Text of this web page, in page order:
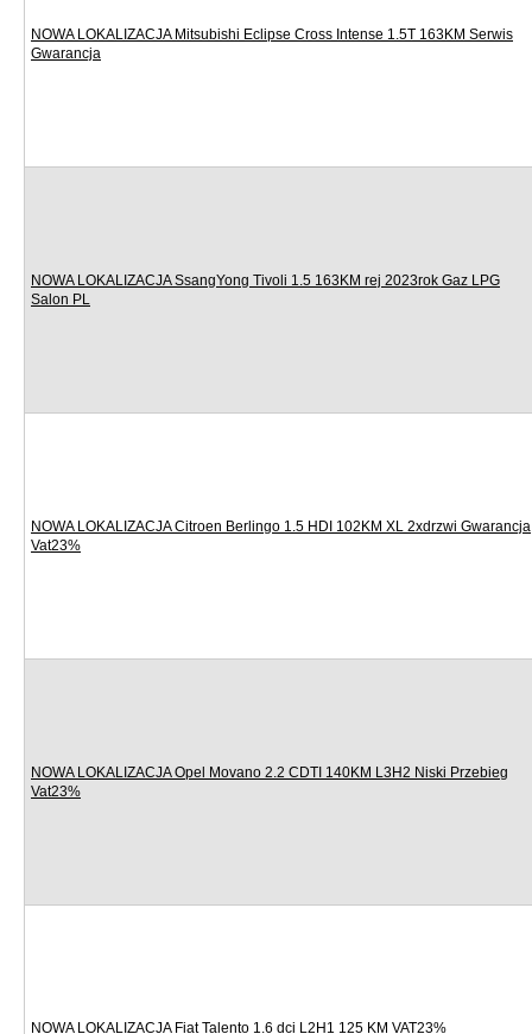
NOWA LOKALIZACJA Mitsubishi Eclipse Cross Intense 1.5T 163KM Serwis
Gwarancja
NOWA LOKALIZACJA SsangYong Tivoli 1.5 163KM rej 2023rok Gaz LPG
Salon PL
NOWA LOKALIZACJA Citroen Berlingo 1.5 HDI 102KM XL 2xdrzwi Gwarancja
Vat23%
NOWA LOKALIZACJA Opel Movano 2.2 CDTI 140KM L3H2 Niski Przebieg
Vat23%
NOWA LOKALIZACJA Fiat Talento 1.6 dci L2H1 125 KM VAT23%